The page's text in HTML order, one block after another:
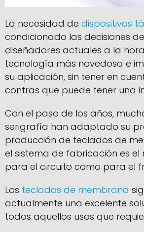
La necesidad de dispositivos
condicionado las decisiones
diseñadores actuales a la
tecnología más novedosa e
su aplicación, sin tener en
contras que puede tener una
Con el paso de los años,
serigrafía han adaptado su
producción de teclados de
el sistema de fabricación es el
para el circuito como para el
Los teclados de membrana
actualmente una excelente
todos aquellos usos que